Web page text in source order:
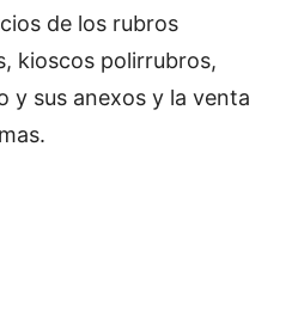
de los rubros
kioscos polirrubros,
y sus anexos y la venta